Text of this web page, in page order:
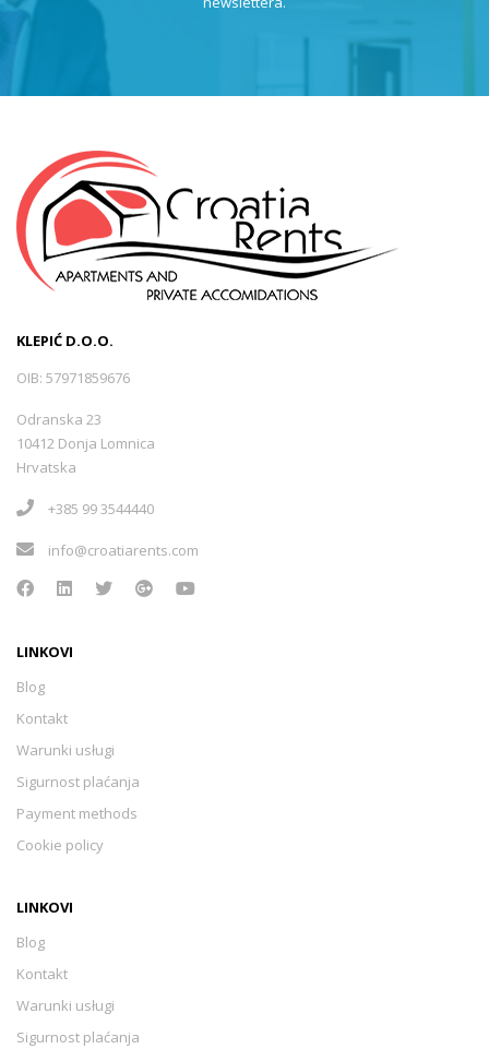
KLEPIĆ D.O.O.
OIB: 57971859676
Odranska 23
10412 Donja Lomnica
Hrvatska
+385 99 3544440
info@croatiarents.com
LINKOVI
Blog
Kontakt
Warunki usługi
Sigurnost plaćanja
Payment methods
Cookie policy
LINKOVI
Blog
Kontakt
Warunki usługi
Sigurnost plaćanja